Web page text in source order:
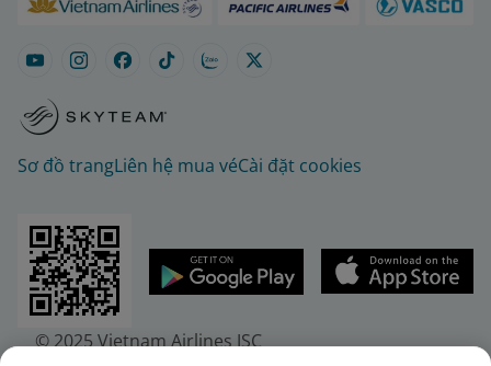
Sơ đồ trangLiên hệ mua véCài đặt cookies
© 2025 Vietnam Airlines JSC